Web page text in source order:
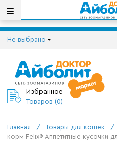
Не выбрано
Избранное
Товаров (0)
Главная / Товары для кошек /
корм Felix® Аппетитные кусочки